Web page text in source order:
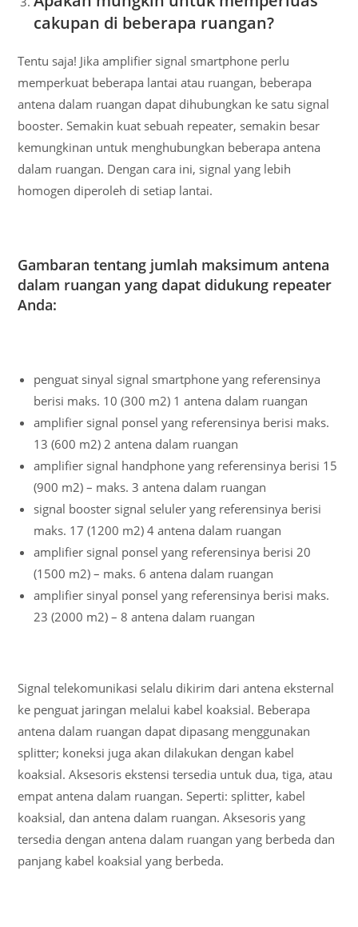
cakupan di beberapa ruangan?
Tentu saja! Jika amplifier signal smartphone perlu
memperkuat beberapa lantai atau ruangan, beberapa
antena dalam ruangan dapat dihubungkan ke satu signal
booster. Semakin kuat sebuah repeater, semakin besar
kemungkinan untuk menghubungkan beberapa antena
dalam ruangan. Dengan cara ini, signal yang lebih
homogen diperoleh di setiap lantai.
Gambaran tentang jumlah maksimum antena
dalam ruangan yang dapat didukung repeater
Anda:
penguat sinyal signal smartphone yang referensinya
berisi maks. 10 (300 m2) 1 antena dalam ruangan
amplifier signal ponsel yang referensinya berisi maks.
13 (600 m2) 2 antena dalam ruangan
amplifier signal handphone yang referensinya berisi 15
(900 m2) – maks. 3 antena dalam ruangan
signal booster signal seluler yang referensinya berisi
maks. 17 (1200 m2) 4 antena dalam ruangan
amplifier signal ponsel yang referensinya berisi 20
(1500 m2) – maks. 6 antena dalam ruangan
amplifier sinyal ponsel yang referensinya berisi maks.
23 (2000 m2) – 8 antena dalam ruangan
Signal telekomunikasi selalu dikirim dari antena eksternal
ke penguat jaringan melalui kabel koaksial. Beberapa
antena dalam ruangan dapat dipasang menggunakan
splitter; koneksi juga akan dilakukan dengan kabel
koaksial. Aksesoris ekstensi tersedia untuk dua, tiga, atau
empat antena dalam ruangan. Seperti: splitter, kabel
koaksial, dan antena dalam ruangan. Aksesoris yang
tersedia dengan antena dalam ruangan yang berbeda dan
panjang kabel koaksial yang berbeda.